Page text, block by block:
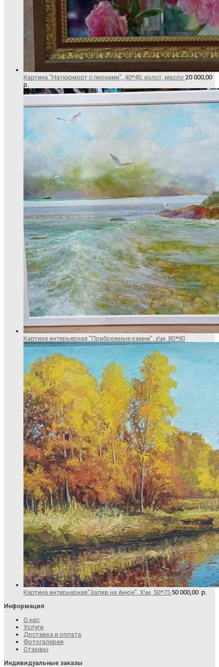
Картина "Натюрморт с пионами", 40*40, холст, масло 20 000,00
р.
Картина интерьерная "Прибрежные камни", х\м, 80*90
Картина интерьерная"Залив на Анюе". Х\м, 50*75 50 000,00 р.
Информация
О нас
Услуги
Доставка и оплата
Фотогалерея
Отзывы
Индивидуальные заказы